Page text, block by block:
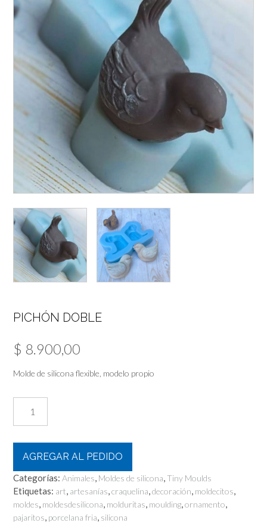
PICHÓN DOBLE
$ 8.900,00
Molde de silicona flexible, modelo propio
Doble
cantidad
AGREGAR AL PEDIDO
Categorías: Animales, Moldes de silicona,Tiny Moulds
Etiquetas: art, artesanías,craquelina,decoración, moldecitos,
moldes, moldesdesilicona, molduritas, moulding,ornamento,
pajaritos, porcelana fria, silicona